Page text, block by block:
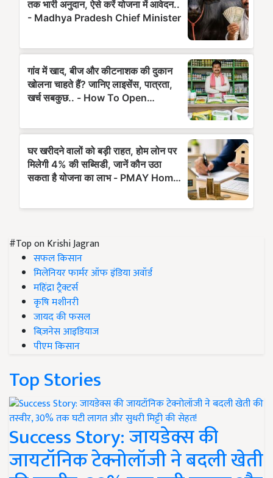
#Top on Krishi Jagran
सफल किसान
मिलेनियर फार्मर ऑफ इंडिया अवॉर्ड
महिंद्रा ट्रैक्टर्स
कृषि मशीनरी
जायद की फसल
बिज़नेस आइडियाज
पीएम किसान
Top Stories
Success Story: जायडेक्स की
जायटॉनिक टेक्नोलॉजी ने बदली खेती